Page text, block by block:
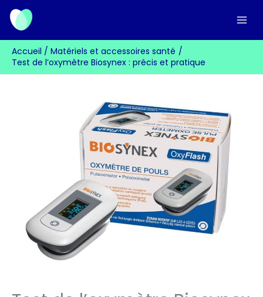
Aller
contenu
Accueil
Matériels et accessoires santé
Test de l’oxymètre Biosynex : précis et pratique